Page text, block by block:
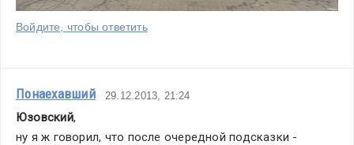
Войдите, чтобы ответить
Понаехавший 29.12.2013, 21:24
Юзовский,
ну я ж говорил, что после очередной подсказки -